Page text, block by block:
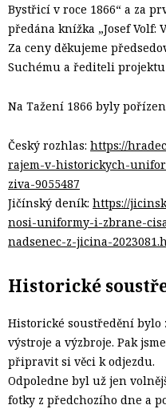
Bystřicí v roce 1866“ a za
předána knížka „Josef Volf:
Za ceny děkujeme
Suchému a řediteli
Na Tažení 1866 byly
Český rozhlas: https://
rajem-v-historickych-
ziva-9055487
Jičínský deník: https://
nosi-uniformy-i-zbrane-
nadsenec-z-jicina-
Historické
Historické soustředění bylo
výstroje a výzbroje. Pak
připravit si věci k odjezdu.
Odpoledne byl už jen
fotky z předchozího dne a